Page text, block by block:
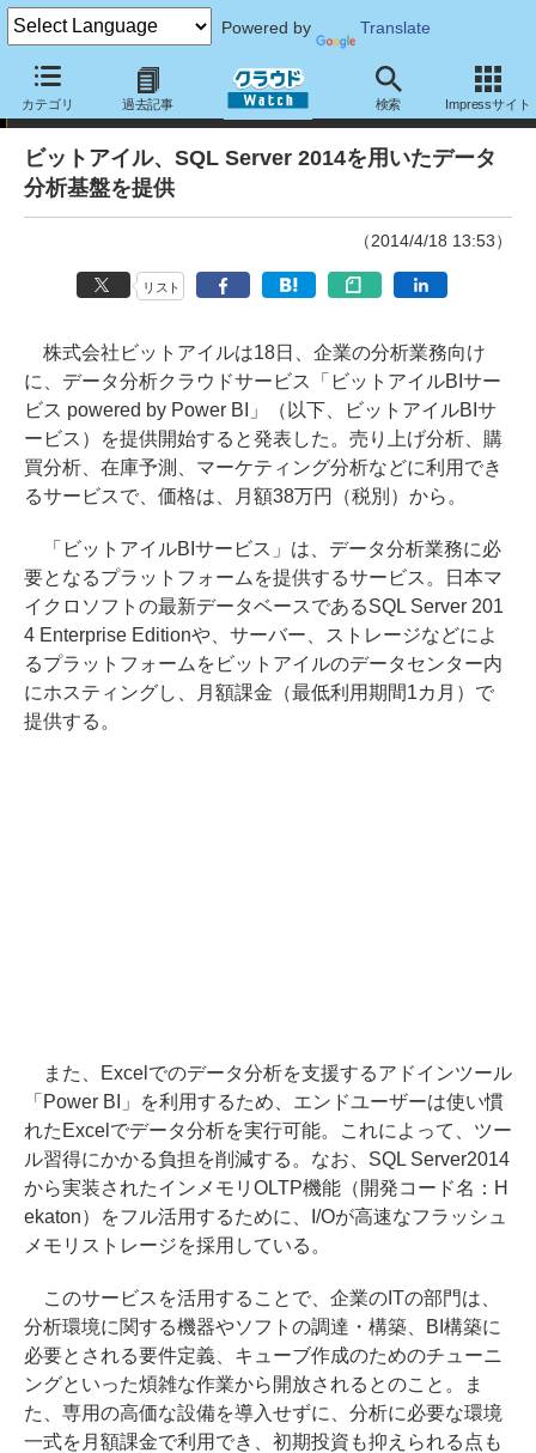
Powered by Translate
カテゴリ 過去記事 検索 Impressサイト
ニュース
ビットアイル、SQL Server 2014を用いたデータ
分析基盤を提供
（2014/4/18 13:53）
リスト
株式会社ビットアイルは18日、企業の分析業務向け
に、データ分析クラウドサービス「ビットアイルBIサー
ビス powered by Power BI」（以下、ビットアイルBIサ
ービス）を提供開始すると発表した。売り上げ分析、購
買分析、在庫予測、マーケティング分析などに利用でき
るサービスで、価格は、月額38万円（税別）から。
「ビットアイルBIサービス」は、データ分析業務に必
要となるプラットフォームを提供するサービス。日本マ
イクロソフトの最新データベースであるSQL Server 201
4 Enterprise Editionや、サーバー、ストレージなどによ
るプラットフォームをビットアイルのデータセンター内
にホスティングし、月額課金（最低利用期間1カ月）で
提供する。
また、Excelでのデータ分析を支援するアドインツール
「Power BI」を利用するため、エンドユーザーは使い慣
れたExcelでデータ分析を実行可能。これによって、ツー
ル習得にかかる負担を削減する。なお、SQL Server2014
から実装されたインメモリOLTP機能（開発コード名：H
ekaton）をフル活用するために、I/Oが高速なフラッシュ
メモリストレージを採用している。
このサービスを活用することで、企業のITの部門は、
分析環境に関する機器やソフトの調達・構築、BI構築に
必要とされる要件定義、キューブ作成のためのチューニ
ングといった煩雑な作業から開放されるとのこと。ま
た、専用の高価な設備を導入せずに、分析に必要な環境
一式を月額課金で利用でき、初期投資も抑えられる点も